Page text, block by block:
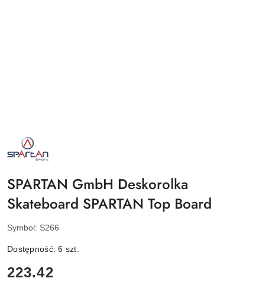
NAZWA
PRODUCENTA:
SPARTAN
SPARTAN GmbH Deskorolka
Skateboard SPARTAN Top Board
Symbol: S266
Dostępność:6 szt.
cena:
223.42